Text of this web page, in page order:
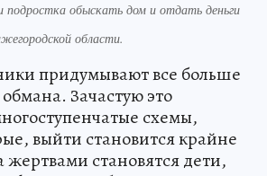
подростка обыскать дом и отдать деньги
области.
придумывают все больше
Зачастую это
схемы,
выйти становится крайне
становятся дети,